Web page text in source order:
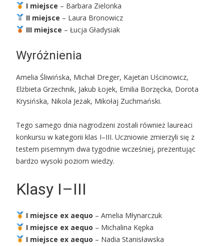
I miejsce – Barbara Zielonka
II miejsce – Laura Bronowicz
III miejsce – Łucja Gładysiak
Wyróżnienia
Amelia Śliwińska, Michał Dreger, Kajetan Uścinowicz,
Elżbieta Grzechnik, Jakub Łojek, Emilia Borzęcka, Dorota
Krysińska, Nikola Jeżak, Mikołaj Zuchmański.
Tego samego dnia nagrodzeni zostali również laureaci
konkursu w kategorii klas I–III. Uczniowie zmierzyli się z
testem pisemnym dwa tygodnie wcześniej, prezentując
bardzo wysoki poziom wiedzy.
Klasy I–III
I miejsce ex aequo – Amelia Młynarczuk
I miejsce ex aequo – Michalina Kępka
I miejsce ex aequo – Nadia Stanisławska